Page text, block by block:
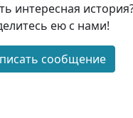
интересная
ею с нами!
сообщение